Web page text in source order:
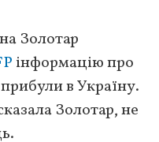
Золотар
інформацію про
в Україну.
Золотар, не